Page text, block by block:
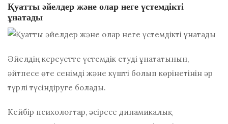
Қуатты әйелдер және олар неге үстемдікті
ұнатады
Әйелдің кереуетте үстемдік етуді ұнататынын,
әйтпесе өте сенімді және күшті болып көрінетінін әр
түрлі түсіндіруге болады.
Кейбір психологтар, әсіресе динамикалық